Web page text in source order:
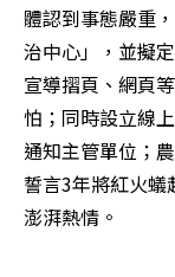
體認到事態嚴重
治中心」，並擬
宣導摺頁、網頁
怕；同時設立線
通知主管單位；
誓言3年將紅火
澎湃熱情。